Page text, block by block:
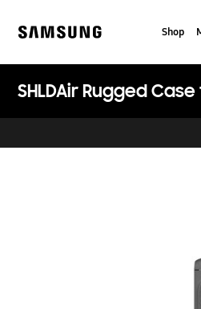
content
Shop
SHLDAir Rugged